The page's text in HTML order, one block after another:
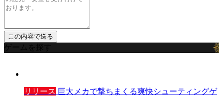
ゲームを探す
リリース 巨大メカで撃ちまくる爽快シューティングゲ